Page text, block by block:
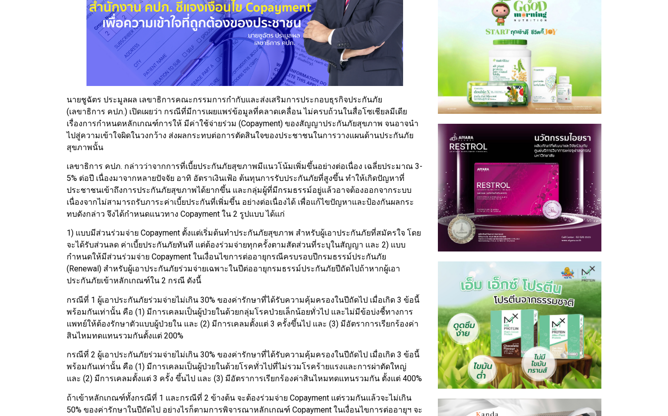
นายชูฉัตร ประมูลผล เลขาธิการคณะกรรมการกำกับและส่งเสริมการประกอบธุรกิจประกันภัย
(เลขาธิการ คปภ.) เปิดเผยว่า กรณีที่มีการเผยแพร่ข้อมูลที่คลาดเคลื่อน ไม่ครบถ้วนในสื่อโซเชียลมีเดีย
เรื่องการกำหนดหลักเกณฑ์การให้ มีค่าใช้จ่ายร่วม (Copayment) ของสัญญาประกันภัยสุขภาพ จนอาจนำ
ไปสู่ความเข้าใจผิดในวงกว้าง ส่งผลกระทบต่อการตัดสินใจของประชาชนในการวางแผนด้านประกันภัย
สุขภาพนั้น
เลขาธิการ คปภ. กล่าวว่าจากการที่เบี้ยประกันภัยสุขภาพมีแนวโน้มเพิ่มขึ้นอย่างต่อเนื่อง เฉลี่ยประมาณ 3-
5% ต่อปี เนื่องมาจากหลายปัจจัย อาทิ อัตราเงินเฟ้อ ต้นทุนการรับประกันภัยที่สูงขึ้น ทำให้เกิดปัญหาที่
ประชาชนเข้าถึงการประกันภัยสุขภาพได้ยากขึ้น และกลุ่มผู้ที่มีกรมธรรม์อยู่แล้วอาจต้องออกจากระบบ
เนื่องจากไม่สามารถรับภาระค่าเบี้ยประกันที่เพิ่มขึ้น อย่างต่อเนื่องได้ เพื่อแก้ไขปัญหาและป้องกันผลกระ
ทบดังกล่าว จึงได้กำหนดแนวทาง Copayment ใน 2 รูปแบบ ได้แก่
1) แบบมีส่วนร่วมจ่าย Copayment ตั้งแต่เริ่มต้นทำประกันภัยสุขภาพ สำหรับผู้เอาประกันภัยที่สมัครใจ โดย
จะได้รับส่วนลด ค่าเบี้ยประกันภัยทันที แต่ต้องร่วมจ่ายทุกครั้งตามสัดส่วนที่ระบุในสัญญา และ 2) แบบ
กำหนดให้มีส่วนร่วมจ่าย Copayment ในเงื่อนไขการต่ออายุกรณีครบรอบปีกรมธรรม์ประกันภัย
(Renewal) สำหรับผู้เอาประกันภัยร่วมจ่ายเฉพาะในปีต่ออายุกรมธรรม์ประกันภัยปีถัดไปถ้าหากผู้เอา
ประกันภัยเข้าหลักเกณฑ์ใน 2 กรณี ดังนี้
กรณีที่ 1 ผู้เอาประกันภัยร่วมจ่ายไม่เกิน 30% ของค่ารักษาที่ได้รับความคุ้มครองในปีถัดไป เมื่อเกิด 3 ข้อนี้
พร้อมกันเท่านั้น คือ (1) มีการเคลมเป็นผู้ป่วยในด้วยกลุ่มโรคป่วยเล็กน้อยทั่วไป และไม่มีข้อบ่งชี้ทางการ
แพทย์ให้ต้องรักษาตัวแบบผู้ป่วยใน และ (2) มีการเคลมตั้งแต่ 3 ครั้งขึ้นไป และ (3) มีอัตราการเรียกร้องค่า
สินไหมทดแทนรวมกันตั้งแต่ 200%
กรณีที่ 2 ผู้เอาประกันภัยร่วมจ่ายไม่เกิน 30% ของค่ารักษาที่ได้รับความคุ้มครองในปีถัดไป เมื่อเกิด 3 ข้อนี้
พร้อมกันเท่านั้น คือ (1) มีการเคลมเป็นผู้ป่วยในด้วยโรคทั่วไปที่ไม่รวมโรคร้ายแรงและการผ่าตัดใหญ่
และ (2) มีการเคลมตั้งแต่ 3 ครั้ง ขึ้นไป และ (3) มีอัตราการเรียกร้องค่าสินไหมทดแทนรวมกัน ตั้งแต่ 400%
ถ้าเข้าหลักเกณฑ์ทั้งกรณีที่ 1 และกรณีที่ 2 ข้างต้น จะต้องร่วมจ่าย Copayment แต่รวมกันแล้วจะไม่เกิน
50% ของค่ารักษาในปีถัดไป อย่างไรก็ตามการพิจารณาหลักเกณฑ์ Copayment ในเงื่อนไขการต่ออายุฯ จะ